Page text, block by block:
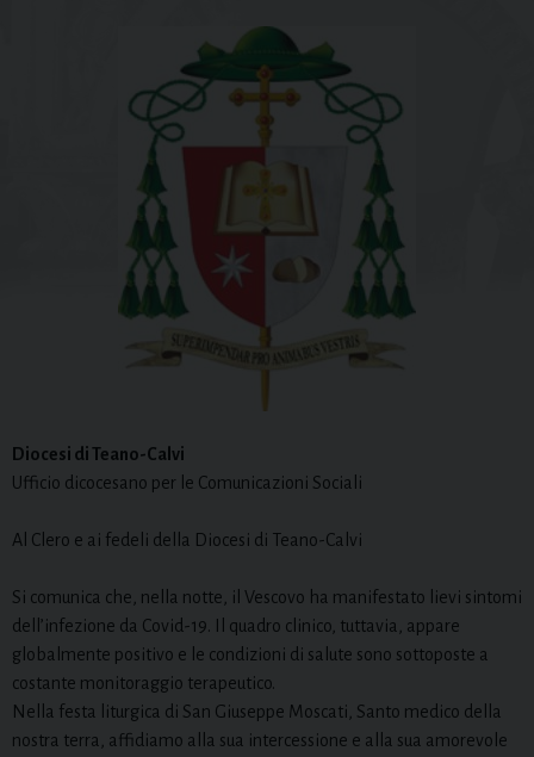
Diocesi di Teano-Calvi
Ufficio dicocesano per le Comunicazioni Sociali
Al Clero e ai fedeli della Diocesi di Teano-Calvi
Si comunica che, nella notte, il Vescovo ha manifestato lievi sintomi
dell’infezione da Covid-19. Il quadro clinico, tuttavia, appare
globalmente positivo e le condizioni di salute sono sottoposte a
costante monitoraggio terapeutico.
Nella festa liturgica di San Giuseppe Moscati, Santo medico della
nostra terra, affidiamo alla sua intercessione e alla sua amorevole